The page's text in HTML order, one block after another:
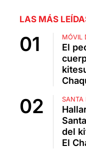
LAS MÁS
MÓVIL
El
SANTA
del
El